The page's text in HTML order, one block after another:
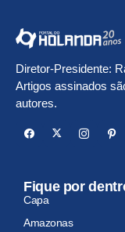
Diretor-Presidente:
Artigos assinados
autores.
Fique por
Capa
Amazonas